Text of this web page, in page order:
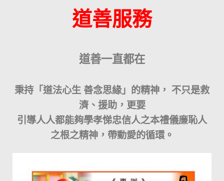
道善服務
​道善一直都在
秉持「道法心生 善念思緣」的精神， 不只是救
濟、援助，更要
引導人人都能夠學孝悌忠信人之本禮儀廉恥人
之根之精神，帶動愛的循環。